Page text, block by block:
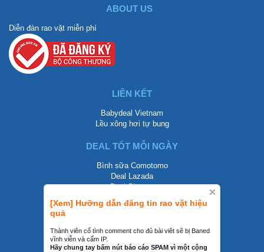
[Xem] Hưỡng dẫn đăng tin rao vặt hiệu
quả
Thành viên cố tình comment cho đủ bài viêt sẽ bị Baned
vĩnh viễn và cấm IP.
Hãy chung tay bấm nút báo cáo SPAM vì một cộng
ABOUT US
Diễn đàn rao vặt miễn phí
LIÊN KẾT
Babydeal Vietnam
Lều xông hơi tự bung
DEAL TỐT MỖI NGÀY
Bình sữa Comotomo
Deal Lazada
Deal Shopee
LIÊN HỆ
0858002468
contact@mraovat.vn